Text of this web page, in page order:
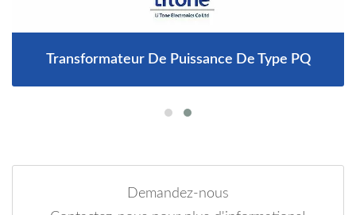
Transformateur De Puissance De Type PQ
Demandez-nous